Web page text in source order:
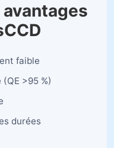
faible
>95 %)
durées